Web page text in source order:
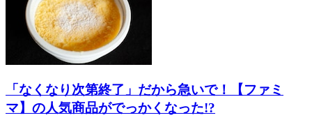
「なくなり次第終了」だから急いで！【ファミ
マ】の人気商品がでっかくなった!?